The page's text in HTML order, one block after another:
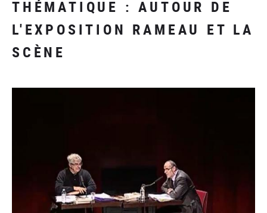
THÉMATIQUE : AUTOUR DE
L'EXPOSITION RAMEAU ET LA
SCÈNE